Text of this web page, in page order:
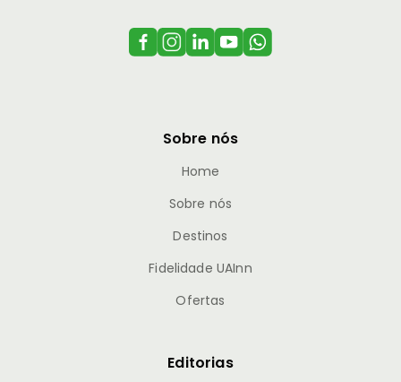
Sobre nós
Home
Sobre nós
Destinos
Fidelidade UAInn
Ofertas
Editorias